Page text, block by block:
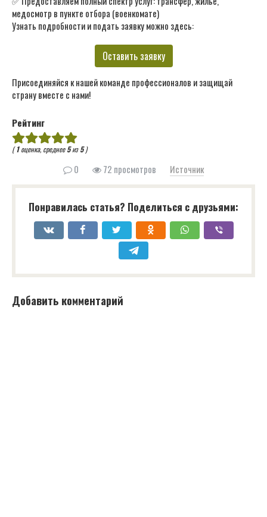
медосмотр в пункте отбора (военкомате)
Узнать подробности и подать заявку можно здесь:
Оставить заявку
Присоединяйся к нашей команде профессионалов и защищай
страну вместе с нами!
Рейтинг
(1оценка, среднее5из5)
0 72 просмотров Источник
Понравилась статья? Поделиться с друзьями:
Добавить комментарий